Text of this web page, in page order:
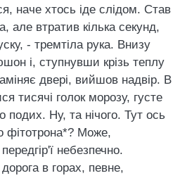
наче хтось iде слiдом. Став
але втратив кiлька секунд,
- тремтiла рука. Внизу
i, ступнувши крiзь теплу
дверi, вийшов надвiр. В
тисячi голок морозу, густе
подих. Ну, та нiчого. Тут ось
фiтотрона*? Може,
небезпечно.
в горах, певне,